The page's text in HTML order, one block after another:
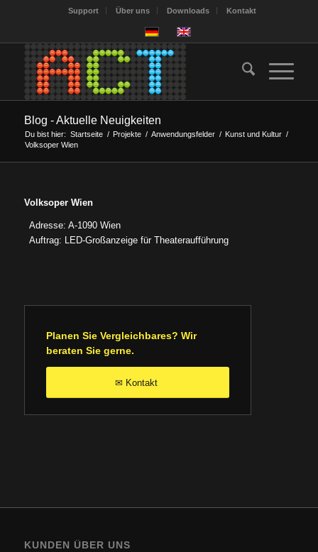
Support Über uns Downloads Kontakt
Blog - Aktuelle Neuigkeiten
Du bist hier: Startseite / Projekte / Anwendungsfelder / Kunst und Kultur /
Volksoper Wien
Volksoper Wien
Adresse: A-1090 Wien
Auftrag: LED-Großanzeige für Theateraufführung
Planen Sie Vergleichbares? Wir
beraten Sie gerne.
✉ Kontakt
KUNDEN ÜBER UNS